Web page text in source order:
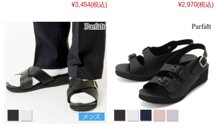
¥3,454(税込)
¥2,970(税込)